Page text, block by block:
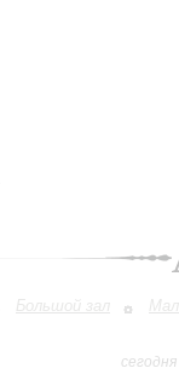
Большой зал